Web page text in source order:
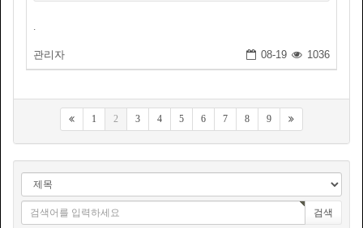
.
관리자 08-19 1036
1 2 3 4 5 6 7 8 9
검색